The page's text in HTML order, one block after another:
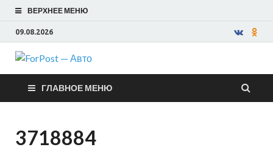
ВЕРХНЕЕ МЕНЮ
09.08.2026
ForPost —
Авто
ГЛАВНОЕ МЕНЮ
3718884